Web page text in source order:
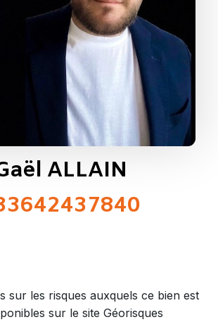
ALLAIN
sur les risques auxquels ce bien est
sur le site Géorisques